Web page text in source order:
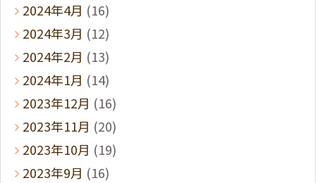
2024年4月 (16)
2024年3月 (12)
2024年2月 (13)
2024年1月 (14)
2023年12月 (16)
2023年11月 (20)
2023年10月 (19)
2023年9月 (16)